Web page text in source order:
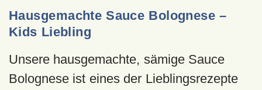
Hausgemachte Sauce Bolognese –
Kids Liebling
Unsere hausgemachte, sämige Sauce
Bolognese ist eines der Lieblingsrezepte